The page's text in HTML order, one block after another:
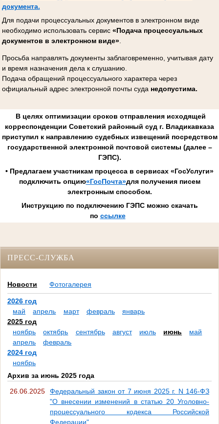
документа.
Для подачи процессуальных документов в электронном виде
необходимо использовать сервис «Подача процессуальных
документов в электронном виде».
Просьба направлять документы заблаговременно, учитывая дату
и время назначения дела к слушанию.
Подача обращений процессуального характера через
официальный адрес электронной почты суда недопустима.
В целях оптимизации сроков отправления исходящей
корреспонденции Советский районный суд г. Владикавказа
приступил к направлению судебных извещений посредством
государственной электронной почтовой системы (далее –
ГЭПС).
• Предлагаем участникам процесса в сервисах «ГосУслуги»
подключить опцию«ГосПочта»для получения писем
электронным способом.
Инструкцию по подключению ГЭПС можно скачать
по ссылке
ПРЕСС-СЛУЖБА
Новости Фотогалерея
2026 год
май
апрель март февраль
январь
2025 год
ноябрь
октябрь сентябрь август июль июнь
май
апрель
февраль
2024 год
ноябрь
Архив за июнь 2025 года
26.06.2025
Федеральный закон от 7 июня 2025 г. N 146-ФЗ
"О внесении изменений в статью 20 Уголовно-
процессуального кодекса Российской
Федерации"